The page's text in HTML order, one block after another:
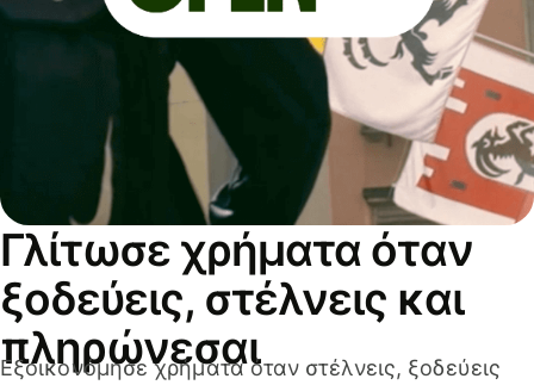
Γλίτωσε χρήματα όταν
ξοδεύεις, στέλνεις και
πληρώνεσαι
Εξοικονόμησε χρήματα όταν στέλνεις, ξοδεύεις